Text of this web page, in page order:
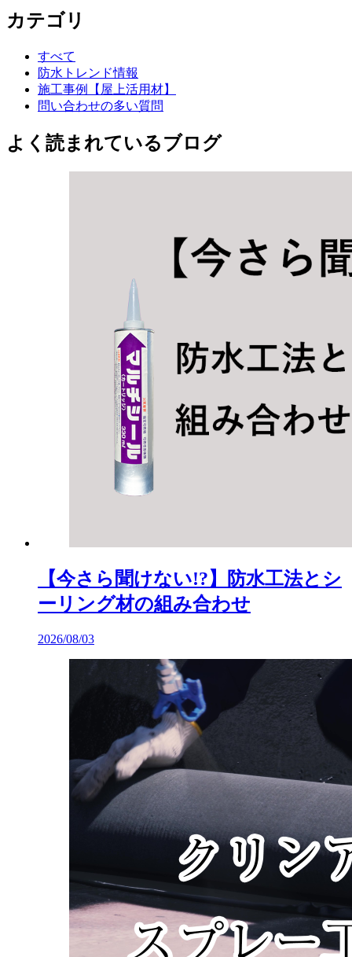
カテゴリ
すべて
防水トレンド情報
施工事例【屋上活用材】
問い合わせの多い質問
よく読まれているブログ
【今さら聞けない!?】防水工法とシ
ーリング材の組み合わせ
2026/08/03